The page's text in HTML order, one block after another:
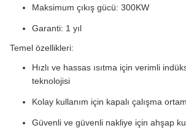
Maksimum çıkış gücü: 300KW
Garanti: 1 yıl
Temel özellikleri:
Hızlı ve hassas ısıtma için verimli
teknolojisi
Kolay kullanım için kapalı çalışma
Güvenli ve güvenli nakliye için ahşap